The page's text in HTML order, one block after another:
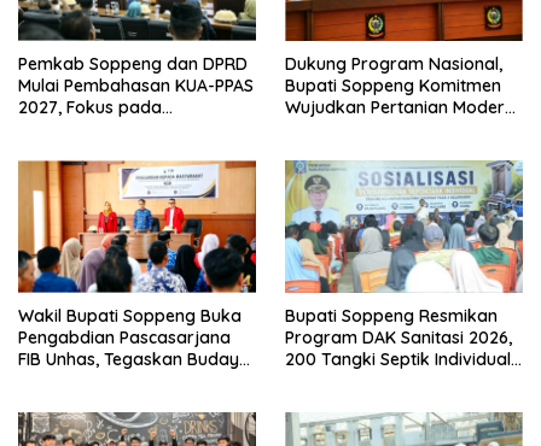
Pemkab Soppeng dan DPRD
Mulai Pembahasan KUA-PPAS
2027, Fokus pada
Dukung Program Nasional,
Bupati Soppeng Komitmen
Wujudkan Pertanian Modern
Wakil Bupati Soppeng Buka
Pengabdian Pascasarjana
FIB Unhas, Tegaskan Budaya
Bupati Soppeng Resmikan
Program DAK Sanitasi 2026,
200 Tangki Septik Individual